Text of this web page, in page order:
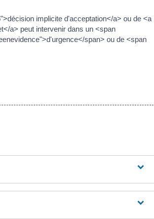
implicite d'acceptation</a> ou de <a
a> peut intervenir dans un <span
span> ou de <span